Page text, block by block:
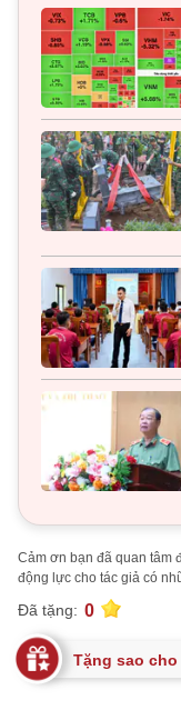
Cảm ơn bạn đã quan tâm
động lực cho tác giả có
Đã tặng: 0
Tặng sao